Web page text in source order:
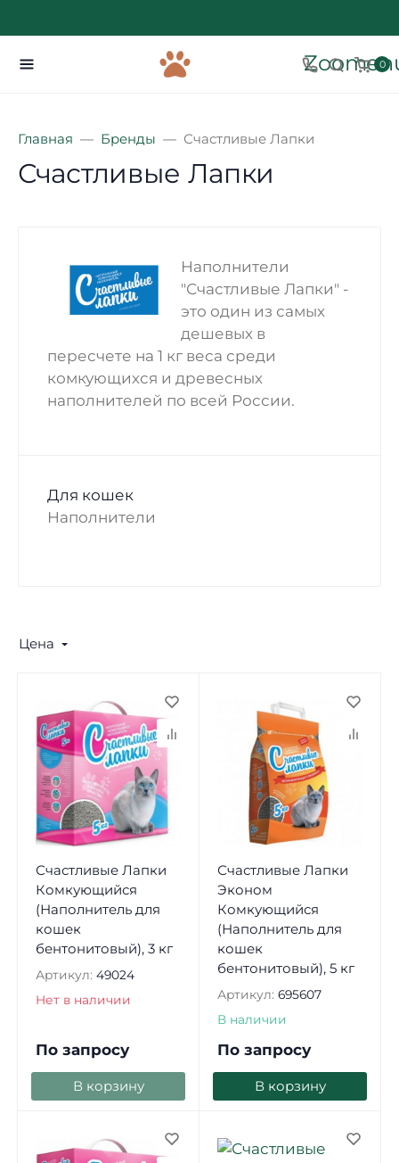
0
Главная Бренды Счастливые Лапки
Счастливые Лапки
Наполнители
"Счастливые Лапки" -
это один из самых
дешевых в
пересчете на 1 кг веса среди
комкующихся и древесных
наполнителей по всей России.
Для кошек
Наполнители
Цена
Счастливые Лапки
Комкующийся
(Наполнитель для
кошек
бентонитовый), 3 кг
Артикул: 49024
Нет в наличии
По запросу
В корзину
Счастливые Лапки
Эконом
Комкующийся
(Наполнитель для
кошек
бентонитовый), 5 кг
Артикул: 695607
В наличии
По запросу
В корзину